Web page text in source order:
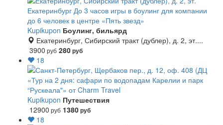
Екатеринбург До 3 часов игры в боулинг для компании
до 6 человек в центре «Пять звезд»
Kupikupon Боулинг, бильярд
Екатеринбург, Сибирский тракт (дублер), д. 2, эт....
3900 руб 280руб
18
«Тур на 2 дня: сафари по водопадам Карелии и парк
“Рускеала"» от Charm Travel
Kupikupon Путешествия
12900 руб 1380руб
18